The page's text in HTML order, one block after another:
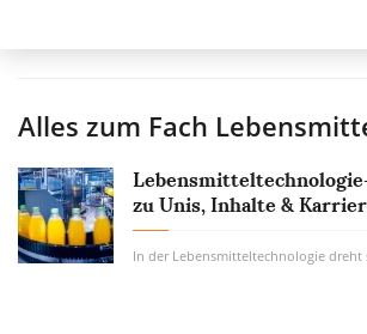
Alles zum Fach
zu Unis, Inhalte &